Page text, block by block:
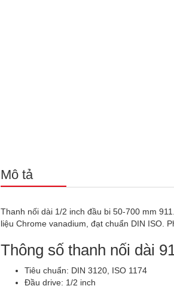
Mô tả
Thanh nối dài 1/2 inch đầu bi 50-700 mm
liệu Chrome vanadium, đạt chuẩn DIN ISO.
Thông số thanh nối dài
Tiêu chuẩn: DIN 3120, ISO 1174
Đầu drive: 1/2 inch